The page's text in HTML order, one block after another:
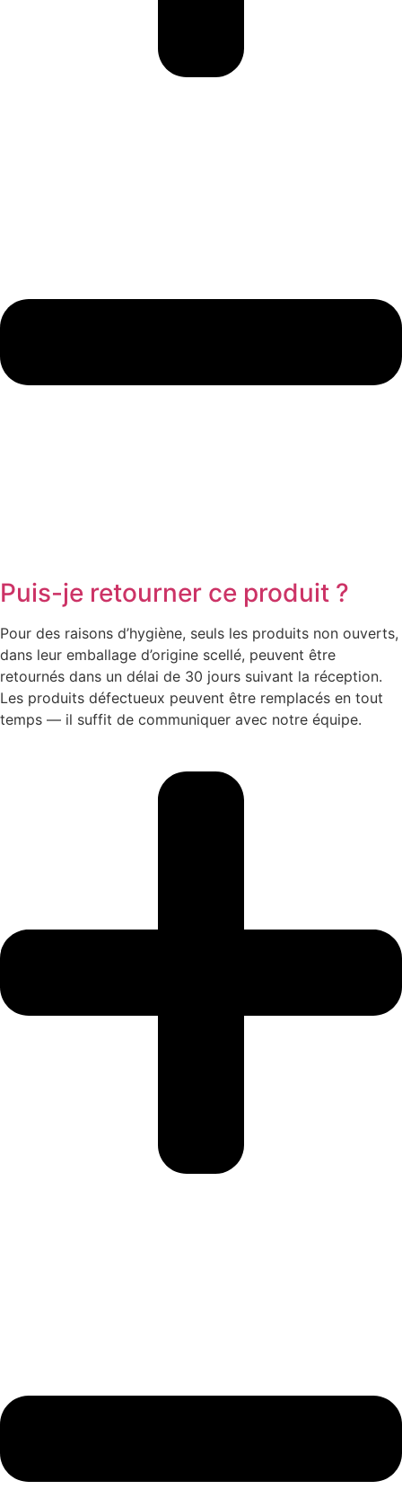
Puis-je retourner ce produit ?
Pour des raisons d’hygiène, seuls les produits non ouverts,
dans leur emballage d’origine scellé, peuvent être
retournés dans un délai de 30 jours suivant la réception.
Les produits défectueux peuvent être remplacés en tout
temps — il suffit de communiquer avec notre équipe.